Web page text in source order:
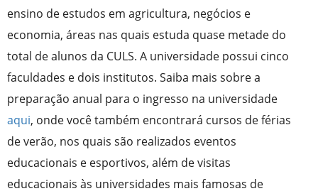
ensino de estudos em agricultura, negócios e
economia, áreas nas quais estuda quase metade do
total de alunos da CULS. A universidade possui cinco
faculdades e dois institutos. Saiba mais sobre a
preparação anual para o ingresso na universidade
aqui, onde você também encontrará cursos de férias
de verão, nos quais são realizados eventos
educacionais e esportivos, além de visitas
educacionais às universidades mais famosas de